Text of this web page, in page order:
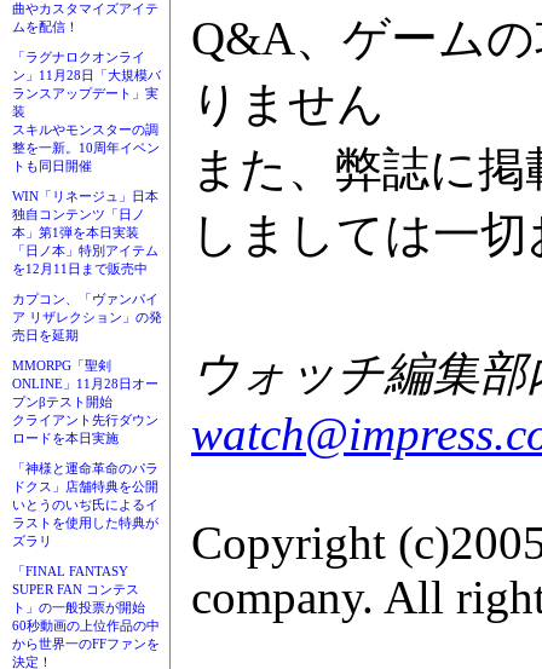
曲やカスタマイズアイテ
ムを配信！
「ラグナロクオンライ
ン」11月28日「大規模バ
ランスアップデート」実
装
スキルやモンスターの調
整を一新。10周年イベン
トも同日開催
WIN「リネージュ」日本
独自コンテンツ「日ノ
本」第1弾を本日実装
「日ノ本」特別アイテム
を12月11日まで販売中
カプコン、「ヴァンパイ
ア リザレクション」の発
売日を延期
MMORPG「聖剣
ONLINE」11月28日オー
プンβテスト開始
クライアント先行ダウン
ロードを本日実施
「神様と運命革命のパラ
ドクス」店舗特典を公開
いとうのいぢ氏によるイ
ラストを使用した特典が
ズラリ
「FINAL FANTASY
SUPER FAN コンテス
ト」の一般投票が開始
60秒動画の上位作品の中
から世界一のFFファンを
決定！
Q&A、ゲーム
りません
また、弊誌に
しましては一
ウォッチ編集部
Copyright
company. All